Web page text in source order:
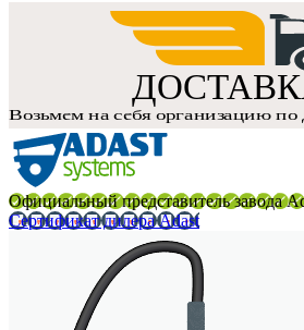
Официальный представитель завода
Сертификат дилера Adast